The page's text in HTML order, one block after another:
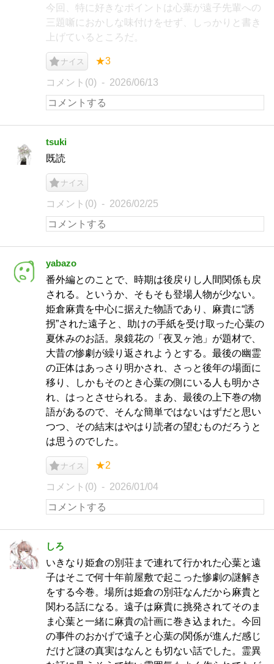
今回、特に好きなポイントは心葉が遠子先輩への
三題噺におかしな味付けをせず、しっかりと書き
上げているところだ。
ナイス ★3
コメント(0) 2026/06/13
tsuki
既読
ナイス
コメント(0) 2026/02/25
yabazo
番外編とのことで、時期は後戻りし人間関係も戻
される。というか、そもそも登場人物が少ない。
姫倉麻貴を中心に据えた物語であり、麻貴に“誘
拐”された遠子と、助けの手紙を受け取った心葉の
夏休みのお話。泉鏡花の「夜叉ヶ池」が題材で、
大昔の惨劇が繰り返されようとする。最後の幽霊
の正体はあっさり明かされ、さっと後年の場面に
移り、しかもそのとき心葉の側にいる人も明かさ
れ、はっとさせられる。まあ、最後の上下巻の物
語があるので、そんな簡単ではないはずだと思い
つつ、その結末はやはり読者の望むものだろうと
は思うのでした。
ナイス ★2
コメント(0) 2026/01/04
しろ
いきなり姫倉の別荘まで連れて行かれた心葉と遠
子はそこで何十年前屋敷で起こった惨劇の謎解き
をする今巻。場所は姫倉の別荘なんだから麻貴と
関わる話になる。遠子は麻貴に挑発されてそのま
ま心葉と一緒に麻貴の計画に巻き込まれた。今回
の事件のおかげで遠子と心葉の関係が進んだ感じ
だけど謎の真実はなんとも切ない話でした。霊異